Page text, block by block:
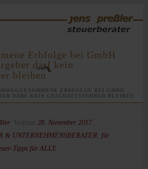
Erbfolge bei GmbH
darf kein
bleiben
ERBFOLGE BEI GMBH
DARF KEIN GESCHÄFTSFÜHRER BLEIBEN
Verfasst 28. November 2017
& UNTERNEHMENSBERATER
für
Tipps für ALLE